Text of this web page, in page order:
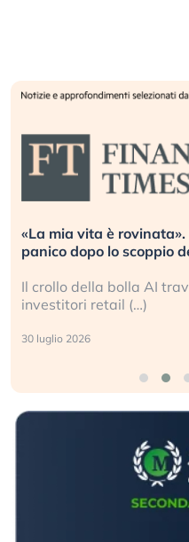
«La mia vita è
panico dopo lo scoppio
Il crollo della bolla AI
investitori retail (…)
30 luglio 2026